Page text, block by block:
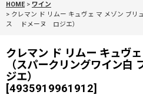
HOME > ワイン
> クレマン ド リムー キュヴェ マ メゾン ブリ
ス ドメーヌ ロジエ）
クレマン ド リムー キュヴ
（スパークリングワイン
ジエ）
[4935919961912]